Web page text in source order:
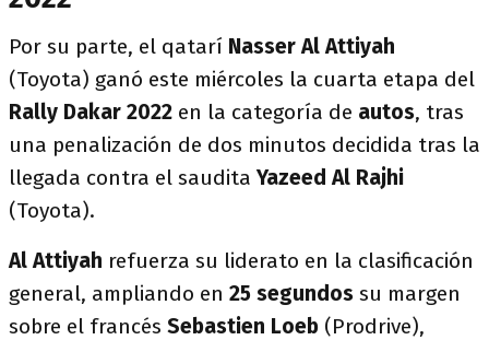
Por su parte, el qatarí Nasser Al Attiyah
(Toyota) ganó este miércoles la cuarta etapa del
Rally Dakar 2022 en la categoría de autos, tras
una penalización de dos minutos decidida tras la
llegada contra el saudita Yazeed Al Rajhi
(Toyota).
Al Attiyah refuerza su liderato en la clasificación
general, ampliando en 25 segundos su margen
sobre el francés Sebastien Loeb (Prodrive),